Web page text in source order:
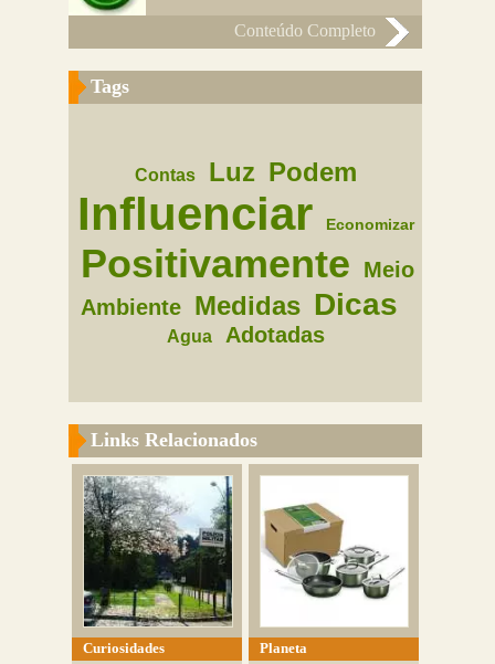
Conteúdo Completo
Tags
Contas Luz Podem
Influenciar Economizar
Positivamente
Meio
Ambiente
Medidas Dicas
Agua Adotadas
Links Relacionados
Curiosidades
Planeta